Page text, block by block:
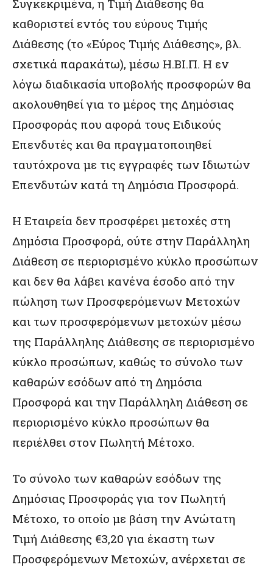
Συγκεκριμένα, η Τιμή Διάθεσης θα
καθοριστεί εντός του εύρους Τιμής
Διάθεσης (το «Εύρος Τιμής Διάθεσης», βλ.
σχετικά παρακάτω), μέσω Η.ΒΙ.Π. Η εν
λόγω διαδικασία υποβολής προσφορών θα
ακολουθηθεί για το μέρος της Δημόσιας
Προσφοράς που αφορά τους Ειδικούς
Επενδυτές και θα πραγματοποιηθεί
ταυτόχρονα με τις εγγραφές των Ιδιωτών
Επενδυτών κατά τη Δημόσια Προσφορά.
Η Εταιρεία δεν προσφέρει μετοχές στη
Δημόσια Προσφορά, ούτε στην Παράλληλη
Διάθεση σε περιορισμένο κύκλο προσώπων
και δεν θα λάβει κανένα έσοδο από την
πώληση των Προσφερόμενων Μετοχών
και των προσφερόμενων μετοχών μέσω
της Παράλληλης Διάθεσης σε περιορισμένο
κύκλο προσώπων, καθώς το σύνολο των
καθαρών εσόδων από τη Δημόσια
Προσφορά και την Παράλληλη Διάθεση σε
περιορισμένο κύκλο προσώπων θα
περιέλθει στον Πωλητή Μέτοχο.
Το σύνολο των καθαρών εσόδων της
Δημόσιας Προσφοράς για τον Πωλητή
Μέτοχο, το οποίο με βάση την Ανώτατη
Τιμή Διάθεσης €3,20 για έκαστη των
Προσφερόμενων Μετοχών, ανέρχεται σε